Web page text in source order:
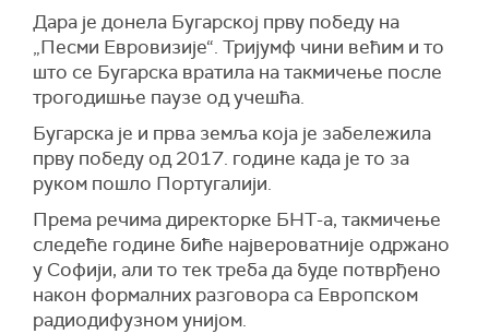
Дара је донела Бугарској прву победу на
„Песми Евровизије“. Тријумф чини већим и то
што се Бугарска вратила на такмичење после
трогодишње паузе од учешћа.
Бугарска је и прва земља која је забележила
прву победу од 2017. године када је то за
руком пошло Португалији.
Према речима директорке БНТ-а, такмичење
следеће године биће највероватније одржано
у Софији, али то тек треба да буде потврђено
након формалних разговора са Европском
радиодифузном унијом.